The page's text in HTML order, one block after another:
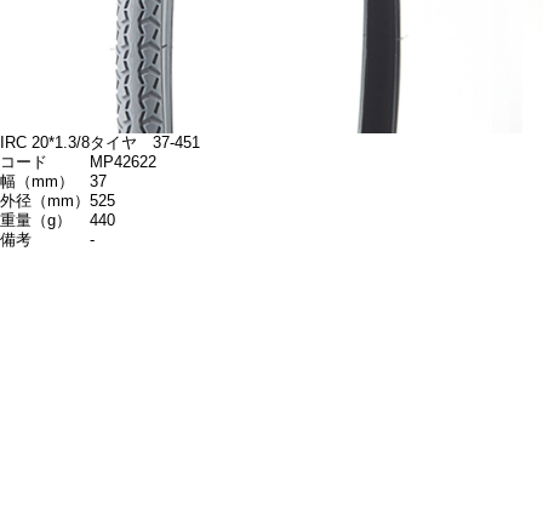
IRC 20*1.3/8タイヤ 37-451
コード
MP42622
幅（mm）
37
外径（mm） 525
重量（g）
440
備考
-